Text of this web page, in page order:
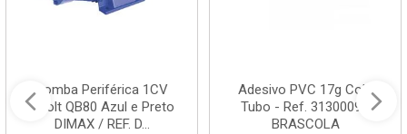
Bomba Periférica 1CV
Bivolt QB80 Azul e Preto
DIMAX / REF. D...
Adesivo PVC 17g Cola
Tubo - Ref. 3130009 -
BRASCOLA